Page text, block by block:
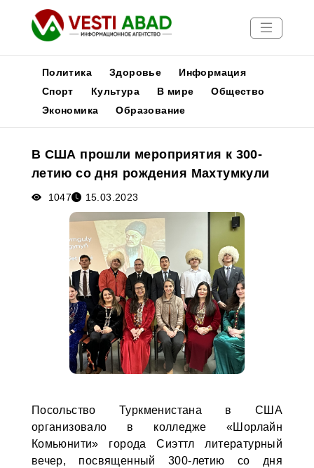
Новости
Медиа
Афиша
Политика Здоровье
Информация
Спорт
Культура В мире
Общество
Экономика
Образование
В США прошли мероприятия к 300-
летию со дня рождения Махтумкули
1047 15.03.2023
Посольство Туркменистана в США
организовало в колледже «Шорлайн
Комьюнити» города Сиэттл литературный
вечер, посвященный 300-летию со дня